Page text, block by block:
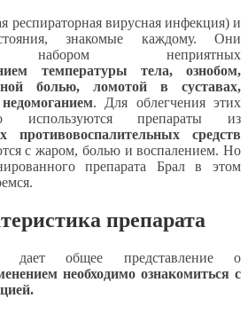
респираторная вирусная инфекция) и
знакомые каждому. Они
набором неприятных
температуры тела, ознобом,
болью, ломотой в суставах,
. Для облегчения этих
используются препараты из
противовоспалительных средств
с жаром, болью и воспалением. Но
препарата Брал в этом
препарата
дает общее представление о
необходимо ознакомиться с